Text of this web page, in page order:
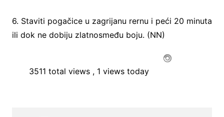
6. Staviti pogačice u zagrijanu rernu i peći 20 minuta
ili dok ne dobiju zlatnosmeđu boju. (NN)
3511 total views , 1 views today